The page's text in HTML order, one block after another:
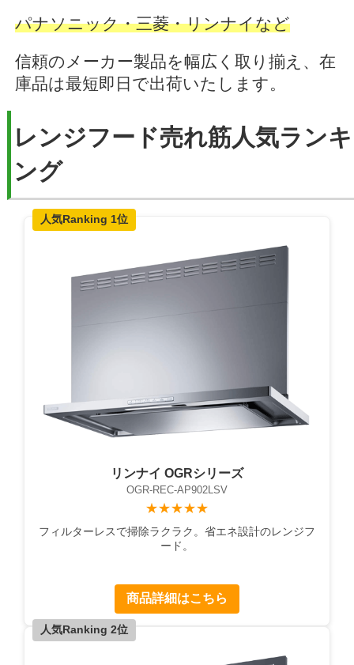
パナソニック・三菱・リンナイなど
信頼のメーカー製品を幅広く取り揃え、在
庫品は最短即日で出荷いたします。
レンジフード売れ筋人気ランキ
ング
人気Ranking 1位
リンナイ OGRシリーズ
OGR-REC-AP902LSV
★★★★★
フィルターレスで掃除ラクラク。省エネ設計のレンジフ
ード。
商品詳細はこちら
人気Ranking 2位